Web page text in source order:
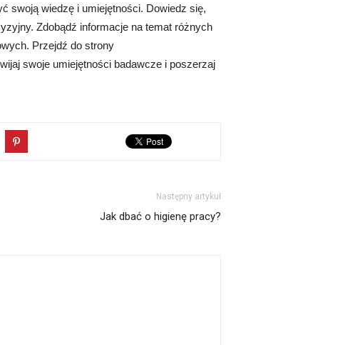
swoją wiedzę i umiejętności. Dowiedz się,
Zdobądź informacje na temat różnych
Przejdź do strony
swoje umiejętności badawcze i poszerzaj
Następny artykuł
Jak dbać o higienę pracy?